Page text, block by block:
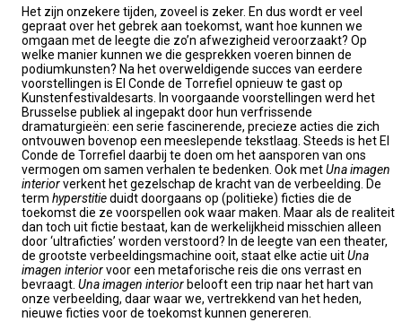
Het zijn onzekere tijden, zoveel is zeker. En dus wordt er veel
gepraat over het gebrek aan toekomst, want hoe kunnen we
omgaan met de leegte die zo’n afwezigheid veroorzaakt? Op
welke manier kunnen we die gesprekken voeren binnen de
podiumkunsten? Na het overweldigende succes van eerdere
voorstellingen is El Conde de Torrefiel opnieuw te gast op
Kunstenfestivaldesarts. In voorgaande voorstellingen werd het
Brusselse publiek al ingepakt door hun verfrissende
dramaturgieën: een serie fascinerende, precieze acties die zich
ontvouwen bovenop een meeslepende tekstlaag. Steeds is het El
Conde de Torrefiel daarbij te doen om het aansporen van ons
vermogen om samen verhalen te bedenken. Ook metUna imagen
interiorverkent het gezelschap de kracht van de verbeelding. De
term hyperstitieduidt doorgaans op (politieke) ficties die de
toekomst die ze voorspellen ook waar maken. Maar als de realiteit
dan toch uit fictie bestaat, kan de werkelijkheid misschien alleen
door ‘ultraficties’ worden verstoord? In de leegte van een theater,
de grootste verbeeldingsmachine ooit, staat elke actie uitUna
imagen interiorvoor een metaforische reis die ons verrast en
bevraagt. Una imagen interior belooft een trip naar het hart van
onze verbeelding, daar waar we, vertrekkend van het heden,
nieuwe ficties voor de toekomst kunnen genereren.